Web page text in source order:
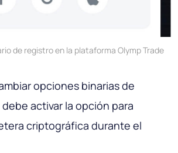
de registro en la plataforma Olymp Trade
opciones binarias de
activar la opción para
criptográfica durante el